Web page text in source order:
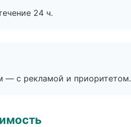
24 ч.
— с рекламой и приоритетом.